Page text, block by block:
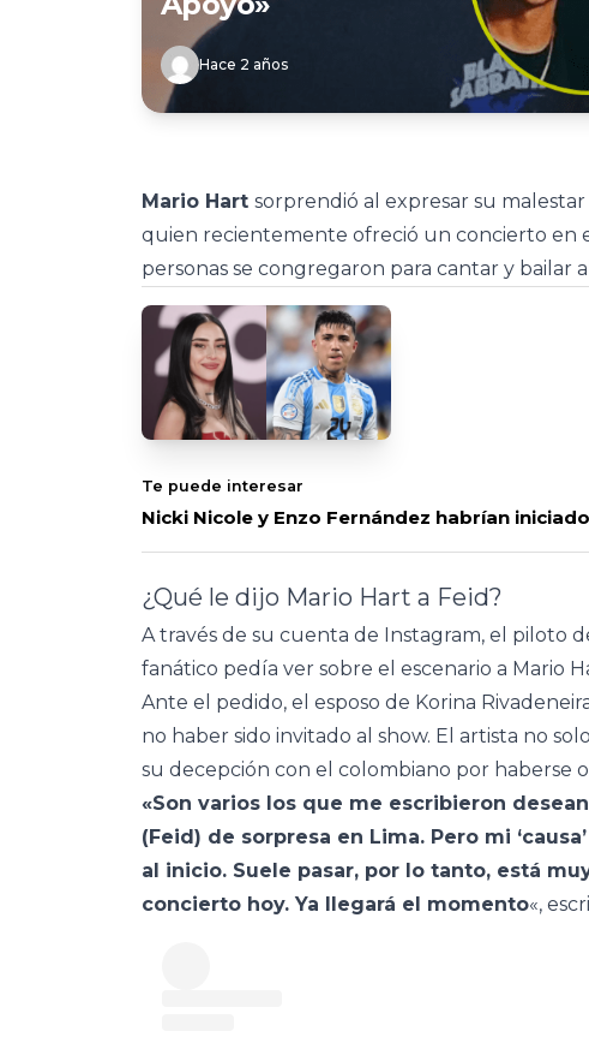
Hace 2 años
Mario Hart sorprendió al expresar su
quien recientemente ofreció un concierto en
personas se congregaron para cantar y bailar
Te puede interesar
Nicki Nicole y Enzo Fernández habrían
¿Qué le dijo Mario Hart a Feid?
A través de su cuenta de Instagram, el piloto
fanático pedía ver sobre el escenario a Mario
Ante el pedido, el esposo de Korina
no haber sido invitado al show. El artista no
su decepción con el colombiano por haberse
«Son varios los que me escribieron
(Feid) de sorpresa en Lima. Pero mi
al inicio. Suele pasar, por lo tanto, está
concierto hoy. Ya llegará el momento«,